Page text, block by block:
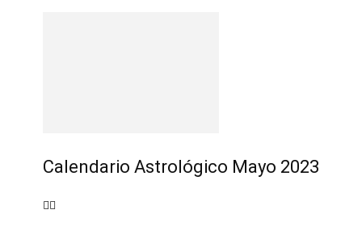
Calendario Astrológico Mayo 2023